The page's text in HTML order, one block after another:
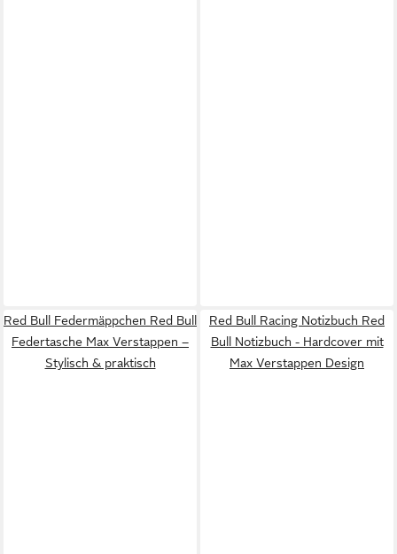
Red Bull Federmäppchen Red Bull
Federtasche Max Verstappen –
Stylisch & praktisch
Red Bull Racing Notizbuch Red
Bull Notizbuch - Hardcover mit
Max Verstappen Design